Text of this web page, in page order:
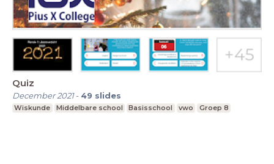
Quiz
December 2021- 49 slides
Wiskunde Middelbare school Basisschool vwo Groep 8